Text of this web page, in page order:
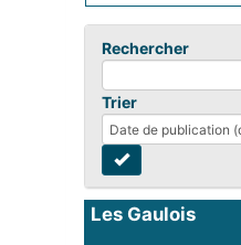
Rechercher
Trier
Les Gaulois